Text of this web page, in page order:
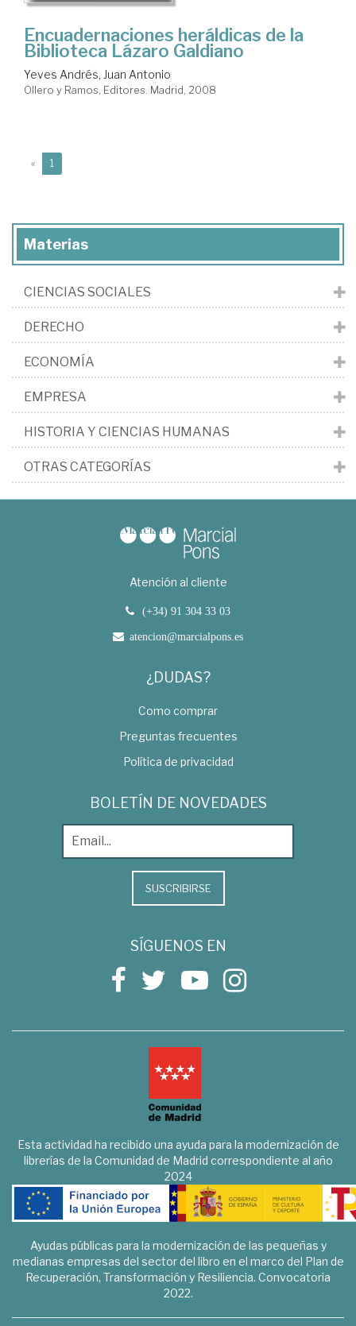
Encuadernaciones heráldicas de la
Biblioteca Lázaro Galdiano
Yeves Andrés, Juan Antonio
Ollero y Ramos, Editores. Madrid, 2008
« 1
Materias
CIENCIAS SOCIALES
DERECHO
ECONOMÍA
EMPRESA
HISTORIA Y CIENCIAS HUMANAS
OTRAS CATEGORÍAS
Atención al cliente
(+34) 91 304 33 03
atencion@marcialpons.es
¿DUDAS?
Como comprar
Preguntas frecuentes
Política de privacidad
BOLETÍN DE NOVEDADES
SUSCRIBIRSE
SÍGUENOS EN
Esta actividad ha recibido una ayuda para la modernización de
librerías de la Comunidad de Madrid correspondiente al año
2024
Ayudas públicas para la modernización de las pequeñas y
medianas empresas del sector del libro en el marco del Plan de
Recuperación, Transformación y Resiliencia. Convocatoria
2022.